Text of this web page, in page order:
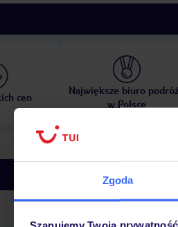
Zgoda
cen
Największe biuro
w Polsce